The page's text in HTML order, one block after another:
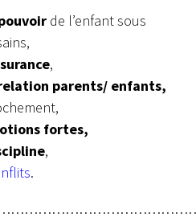
de l’enfant sous
,
parents/ enfants,
fortes,
,
.